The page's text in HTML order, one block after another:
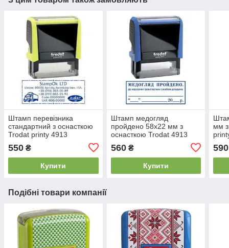
Штамп перевізника
стандартний з оснасткою
Trodat printy 4913
550 ₴
Купити
Штамп медогляд
пройдено 58x22 мм з
оснасткою Trodat 4913
560₴
Купити
мм
590
Подібні товари компанії